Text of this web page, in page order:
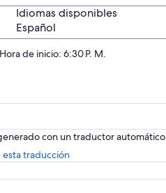
Idiomas disponibles
Español
de inicio: 6:30 P. M.
con un traductor automático
esta traducciónSe
en